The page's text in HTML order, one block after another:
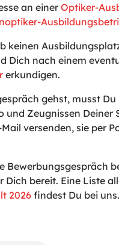
an einerOptiker-
keinen
Dich nach einem
erkundigen.
gehst, musst
Zeugnissen Deiner
versenden, sie per
Bewerbungsgespräch
bereit. Eine Liste
2026 findest Du bei uns.